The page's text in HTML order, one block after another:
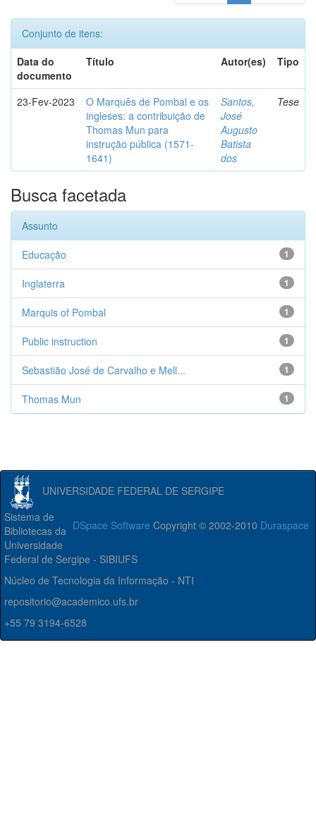
Conjunto de itens:
Data do
documento
Título Autor(es) Tipo
23-Fev-2023
O Marquês de Pombal e os
ingleses: a contribuição de
Thomas Mun para
instrução pública (1571-
1641)
Santos,
José
Augusto
Batista
dos
Tese
Busca facetada
Assunto
1
Educação
1
Inglaterra
1
Marquis of Pombal
1
Public instruction
1
Sebastião José de Carvalho e Mell...
1
Thomas Mun
UNIVERSIDADE FEDERAL DE SERGIPE
DSpace Software Copyright © 2002-2010 Duraspace
Sistema de
Bibliotecas da
Universidade
Federal de Sergipe - SIBIUFS
Núcleo de Tecnologia da Informação - NTI
repositorio@academico.ufs.br
+55 79 3194-6528